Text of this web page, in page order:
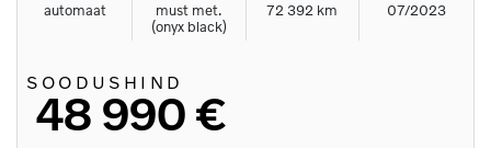
automaat
must met.
(onyx black)
72 392 km 07/2023
SOODUSHIND
48 990 €